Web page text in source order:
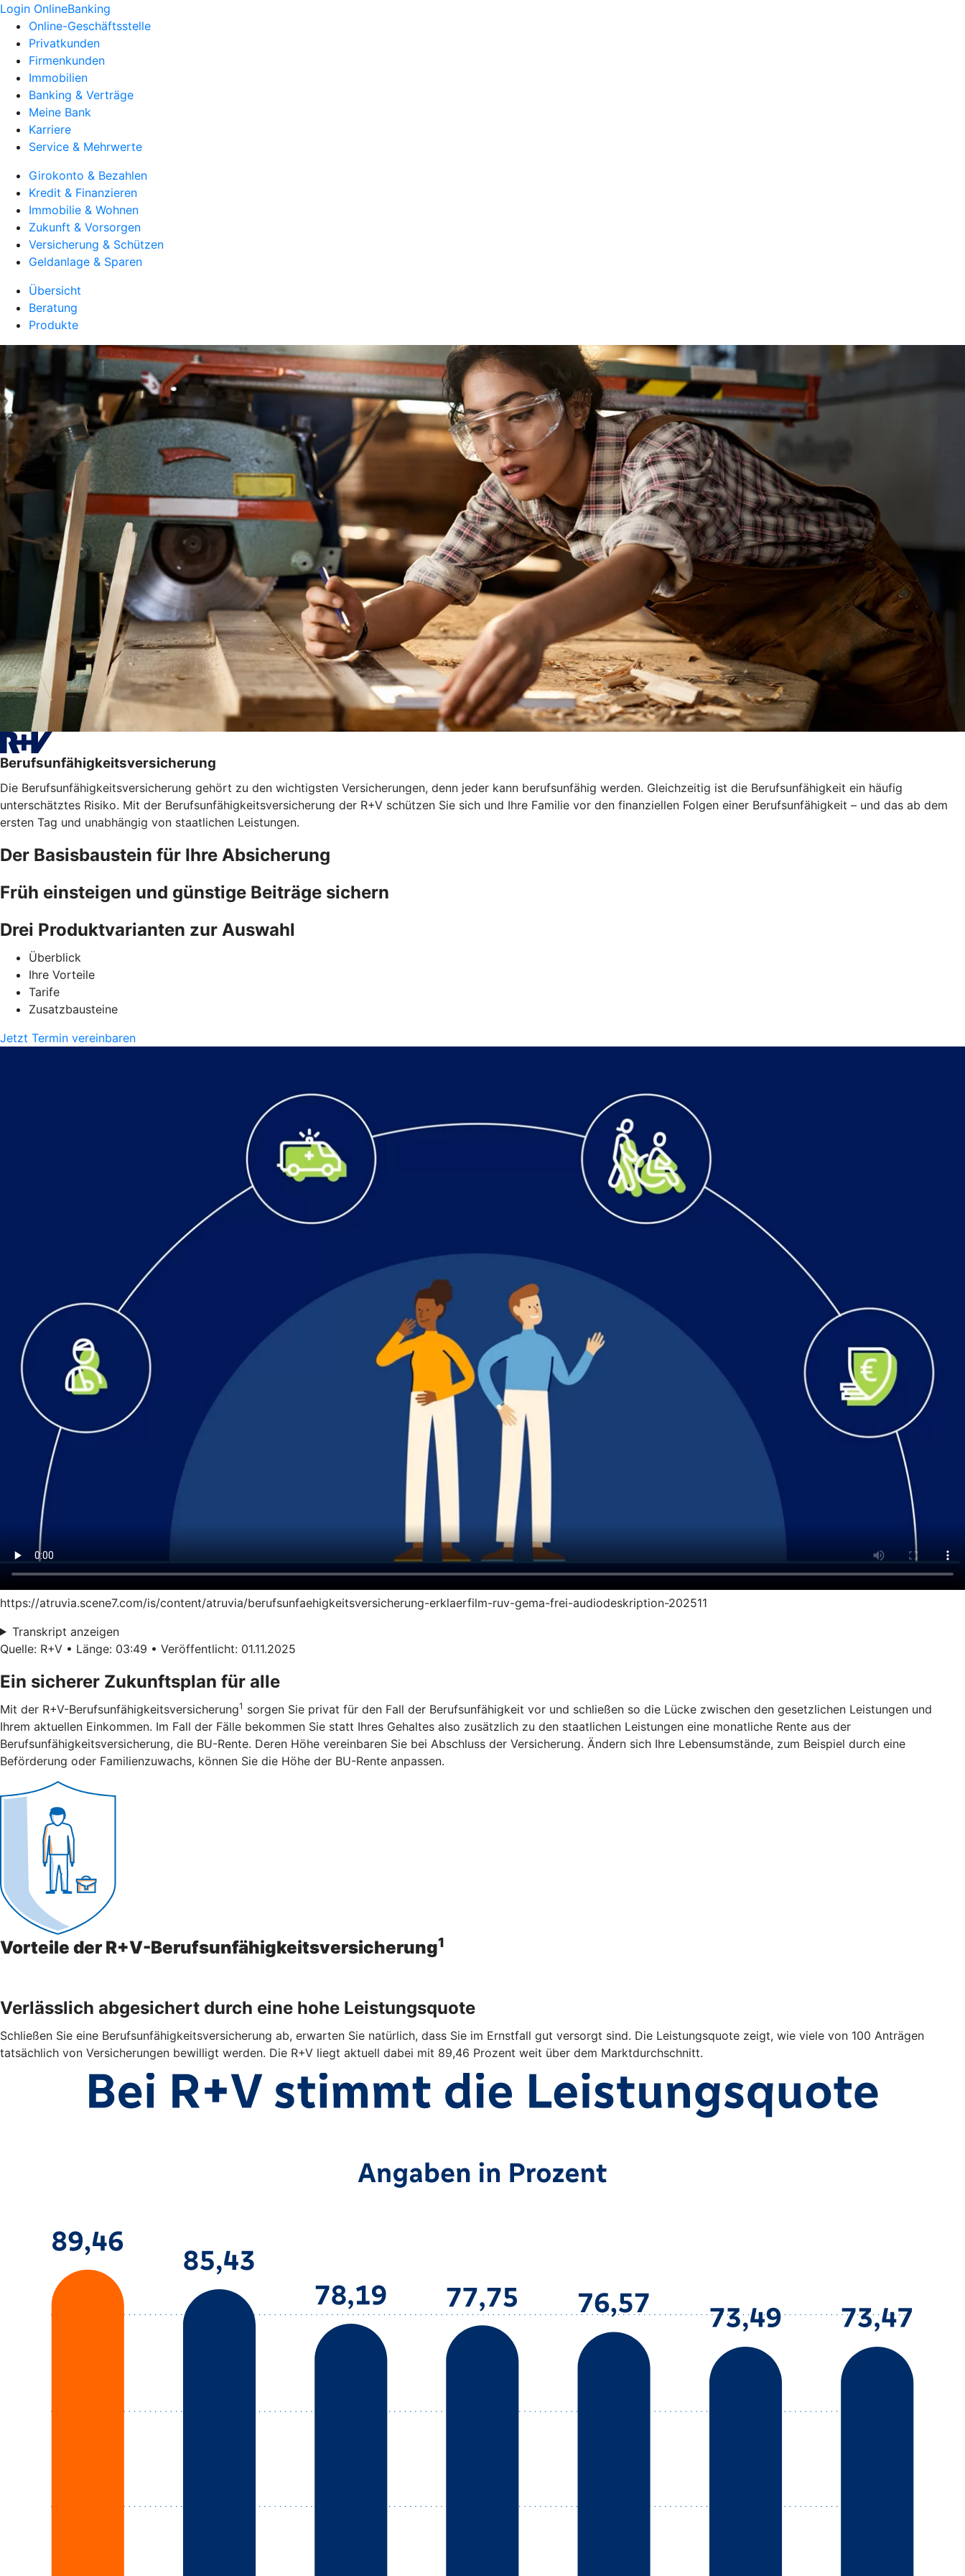
Login OnlineBanking
Online-Geschäftsstelle
Privatkunden
Firmenkunden
Immobilien
Banking & Verträge
Meine Bank
Karriere
Service & Mehrwerte
Girokonto & Bezahlen
Kredit & Finanzieren
Immobilie & Wohnen
Zukunft & Vorsorgen
Versicherung & Schützen
Geldanlage & Sparen
Übersicht
Beratung
Produkte
Berufsunfähigkeitsversicherung
Die Berufsunfähigkeitsversicherung gehört zu den wichtigsten Versicherungen, denn jeder kann berufsunfähig werden. Gleichzeitig ist die Berufsunfähigkeit ein häufig
unterschätztes Risiko. Mit der Berufsunfähigkeitsversicherung der R+V schützen Sie sich und Ihre Familie vor den finanziellen Folgen einer Berufsunfähigkeit – und das ab dem
ersten Tag und unabhängig von staatlichen Leistungen.
Der Basisbaustein für Ihre Absicherung
Früh einsteigen und günstige Beiträge sichern
Drei Produktvarianten zur Auswahl
Überblick
Ihre Vorteile
Tarife
Zusatzbausteine
Jetzt Termin vereinbaren
https://atruvia.scene7.com/is/content/atruvia/berufsunfaehigkeitsversicherung-erklaerfilm-ruv-gema-frei-audiodeskription-202511
Transkript anzeigen
Quelle: R+V • Länge: 03:49 • Veröffentlicht: 01.11.2025
Ein sicherer Zukunftsplan für alle
Mit der R+V-Berufsunfähigkeitsversicherung1 sorgen Sie privat für den Fall der Berufsunfähigkeit vor und schließen so die Lücke zwischen den gesetzlichen Leistungen und
Ihrem aktuellen Einkommen. Im Fall der Fälle bekommen Sie statt Ihres Gehaltes also zusätzlich zu den staatlichen Leistungen eine monatliche Rente aus der
Berufsunfähigkeitsversicherung, die BU-Rente. Deren Höhe vereinbaren Sie bei Abschluss der Versicherung. Ändern sich Ihre Lebensumstände, zum Beispiel durch eine
Beförderung oder Familienzuwachs, können Sie die Höhe der BU-Rente anpassen.
Vorteile der R+V-Berufsunfähigkeitsversicherung1
Verlässlich abgesichert durch eine hohe Leistungsquote
Schließen Sie eine Berufsunfähigkeitsversicherung ab, erwarten Sie natürlich, dass Sie im Ernstfall gut versorgt sind. Die Leistungsquote zeigt, wie viele von 100 Anträgen
tatsächlich von Versicherungen bewilligt werden. Die R+V liegt aktuell dabei mit 89,46 Prozent weit über dem Marktdurchschnitt.